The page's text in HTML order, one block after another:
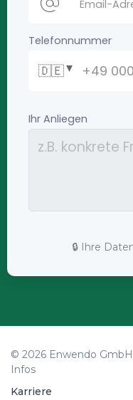
🔒 Ihre
© 2026 Enwendo GmbH
Infos
Karriere